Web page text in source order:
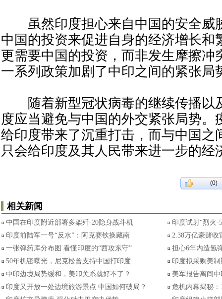
虽然印度担心来自中国的安全威
中国的投资来促进自身的经济增长和
更需要中国的投资，而非发生摩擦冲
一系列政策加剧了中印之间的紧张局
随着新型冠状病毒的继续传播以
度应当避免与中国的外交紧张局势。
给印度带来了沉重打击，而与中国之
只会给印度及其人民带来进一步的经
(0)
相关新闻
中国在印度附近部署多架歼-20隐身战斗机
印度试射“烈火-
印度前陆军一号“反水”：阿克赛钦换藏南
2.38万亿豪赌收
一张弹药库分布图 看懂印度的“西攻东守”
担心6年内造氢
50年机密曝光，尼克松曾支持中国打印度
印度拟采购美
中印边境局势缓和，美印关系就好不了？
美军报告离间
印度又开放一处边境旅游景点 中国如何破局？
危机内幕揭秘